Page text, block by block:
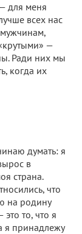
для меня
всех нас
—
Ради них мы
когда их
думать: я
в
страна.
что
на родину
то, что я
я принадлежу